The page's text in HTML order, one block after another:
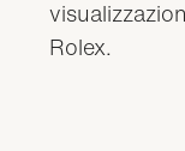
Rolex.